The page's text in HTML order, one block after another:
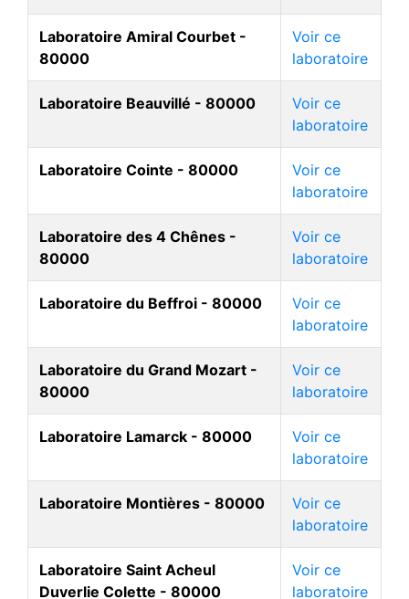
Laboratoire Amiral Courbet -
80000
Voir ce
laboratoire
Laboratoire Beauvillé - 80000
Voir ce
laboratoire
Laboratoire Cointe - 80000
Voir ce
laboratoire
Laboratoire des 4 Chênes -
80000
Voir ce
laboratoire
Laboratoire du Beffroi - 80000
Voir ce
laboratoire
Laboratoire du Grand Mozart -
80000
Voir ce
laboratoire
Laboratoire Lamarck - 80000
Voir ce
laboratoire
Laboratoire Montières - 80000
Voir ce
laboratoire
Laboratoire Saint Acheul
Duverlie Colette - 80000
Voir ce
laboratoire